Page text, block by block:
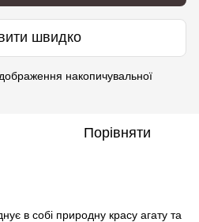
швидко
накопичувальної
Порівняти
в собі природну красу агату та